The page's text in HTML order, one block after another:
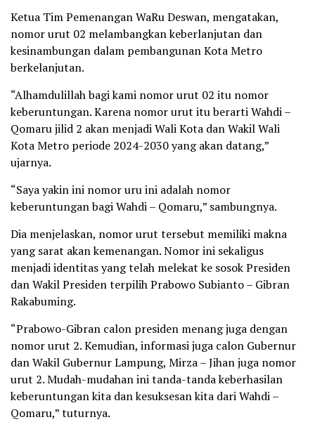
Ketua Tim Pemenangan WaRu Deswan, mengatakan,
nomor urut 02 melambangkan keberlanjutan dan
kesinambungan dalam pembangunan Kota Metro
berkelanjutan.
“Alhamdulillah bagi kami nomor urut 02 itu nomor
keberuntungan. Karena nomor urut itu berarti Wahdi –
Qomaru jilid 2 akan menjadi Wali Kota dan Wakil Wali
Kota Metro periode 2024-2030 yang akan datang,”
ujarnya.
“Saya yakin ini nomor uru ini adalah nomor
keberuntungan bagi Wahdi – Qomaru,” sambungnya.
Dia menjelaskan, nomor urut tersebut memiliki makna
yang sarat akan kemenangan. Nomor ini sekaligus
menjadi identitas yang telah melekat ke sosok Presiden
dan Wakil Presiden terpilih Prabowo Subianto – Gibran
Rakabuming.
“Prabowo-Gibran calon presiden menang juga dengan
nomor urut 2. Kemudian, informasi juga calon Gubernur
dan Wakil Gubernur Lampung, Mirza – Jihan juga nomor
urut 2. Mudah-mudahan ini tanda-tanda keberhasilan
keberuntungan kita dan kesuksesan kita dari Wahdi –
Qomaru,” tuturnya.